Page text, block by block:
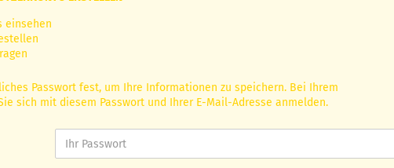
einsehen
Passwort fest, um Ihre Informationen zu speichern. Bei Ihrem
sich mit diesem Passwort und Ihrer E-Mail-Adresse anmelden.